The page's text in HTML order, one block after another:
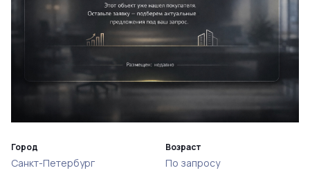
Город
Санкт-Петербург
Возраст
По запросу